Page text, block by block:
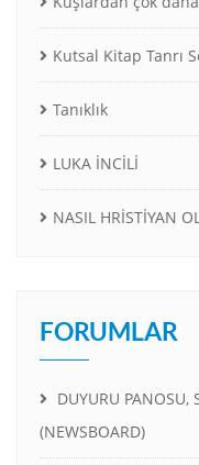
Kutsal Kitap Tanrı
Tanıklık
LUKA İNCİLİ
NASIL HRİSTİYAN
FORUMLAR
DUYURU PANOSU,
(NEWSBOARD)